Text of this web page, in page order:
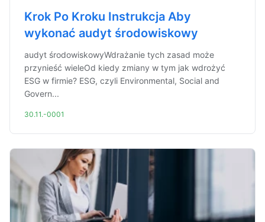
Krok Po Kroku Instrukcja Aby
wykonać audyt środowiskowy
audyt środowiskowyWdrażanie tych zasad może
przynieść wieleOd kiedy zmiany w tym jak wdrożyć
ESG w firmie? ESG, czyli Environmental, Social and
Govern...
30.11.-0001